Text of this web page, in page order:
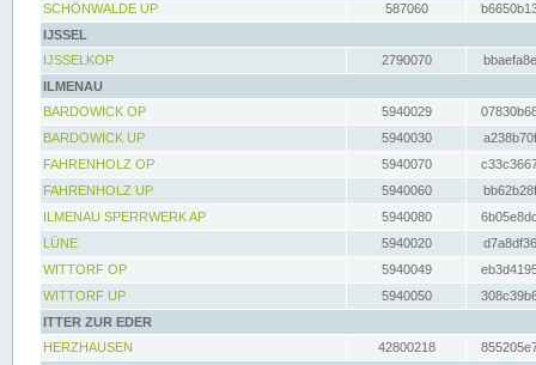
SCHÖNWALDE UP
587060
IJSSEL
IJSSELKOP
2790070
ILMENAU
BARDOWICK OP
5940029
BARDOWICK UP
5940030
FAHRENHOLZ OP
5940070
FAHRENHOLZ UP
5940060
ILMENAU SPERRWERK AP
5940080
LÜNE
5940020
WITTORF OP
5940049
WITTORF UP
5940050
ITTER ZUR EDER
HERZHAUSEN
42800218